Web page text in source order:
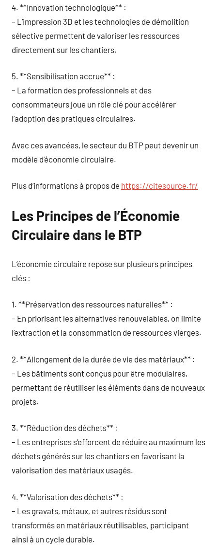
4. **Innovation technologique** :
– L’impression 3D et les technologies de démolition
sélective permettent de valoriser les ressources
directement sur les chantiers.
5. **Sensibilisation accrue** :
– La formation des professionnels et des
consommateurs joue un rôle clé pour accélérer
l’adoption des pratiques circulaires.
Avec ces avancées, le secteur du BTP peut devenir un
modèle d’économie circulaire.
Plus d’informations à propos de https://citesource.fr/
Les Principes de l’Économie
Circulaire dans le BTP
L’économie circulaire repose sur plusieurs principes
clés :
1. **Préservation des ressources naturelles** :
– En priorisant les alternatives renouvelables, on limite
l’extraction et la consommation de ressources vierges.
2. **Allongement de la durée de vie des matériaux** :
– Les bâtiments sont conçus pour être modulaires,
permettant de réutiliser les éléments dans de nouveaux
projets.
3. **Réduction des déchets** :
– Les entreprises s’efforcent de réduire au maximum les
déchets générés sur les chantiers en favorisant la
valorisation des matériaux usagés.
4. **Valorisation des déchets** :
– Les gravats, métaux, et autres résidus sont
transformés en matériaux réutilisables, participant
ainsi à un cycle durable.